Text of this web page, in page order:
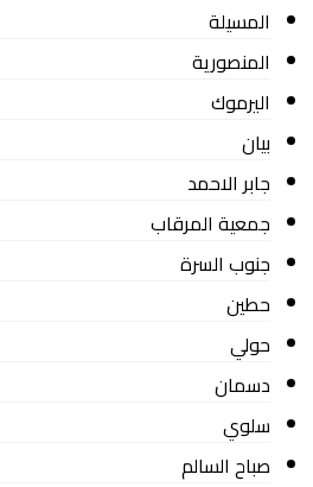
المسيلة
المنصورية
اليرموك
بيان
جابر الاحمد
جمعية المرقاب
جنوب السرة
حطين
حولي
دسمان
سلوي
صباح السالم